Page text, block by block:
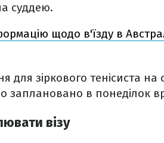
суддею.
щодо в'їзду в
для зіркового тенісиста на
заплановано в понеділок
візу